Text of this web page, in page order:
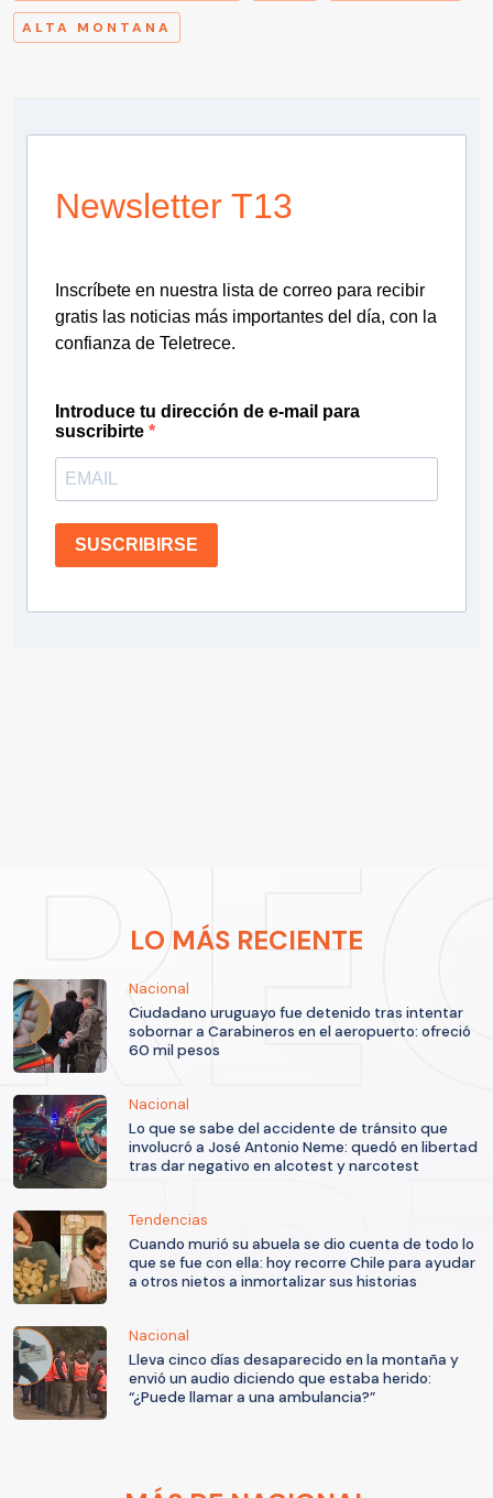
ALTA MONTANA
Newsletter T13
Inscríbete en nuestra lista de correo para recibir
gratis las noticias más importantes del día, con la
confianza de Teletrece.
Introduce tu dirección de e-mail para
suscribirte
SUSCRIBIRSE
LO MÁS RECIENTE
Nacional
Ciudadano uruguayo fue detenido tras intentar
sobornar a Carabineros en el aeropuerto: ofreció
60 mil pesos
Nacional
Lo que se sabe del accidente de tránsito que
involucró a José Antonio Neme: quedó en libertad
tras dar negativo en alcotest y narcotest
Tendencias
Cuando murió su abuela se dio cuenta de todo lo
que se fue con ella: hoy recorre Chile para ayudar
a otros nietos a inmortalizar sus historias
Nacional
Lleva cinco días desaparecido en la montaña y
envió un audio diciendo que estaba herido:
“¿Puede llamar a una ambulancia?”